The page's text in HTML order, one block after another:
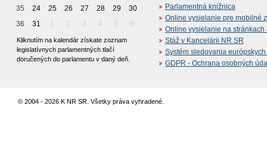
35
24 25 26 27 28 29
30
36
31 1 2 3 4 5 6
Kliknutím na kalendár získate zoznam
legislatívnych parlamentných tlačí
doručených do parlamentu v daný deň.
Parlamentná knižnica
Online vysielanie pre mobilné
Online vysielanie na stránkach
Stáž v Kancelárii NR SR
Systém sledovania
GDPR - Ochrana osobných
© 2004 - 2026 K NR SR. Všetky práva vyhradené.